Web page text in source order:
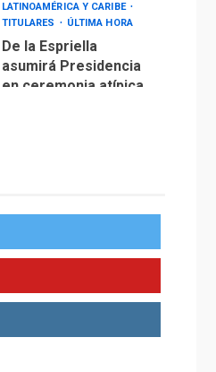
LATINOAMÉRICA Y CARIBE
TITULARES
ÚLTIMA HORA
De la Espriella
asumirá Presidencia
en ceremonia atípica
de diálogo en
POLÍTICA
TITULARES
Gobierno y AN2015 en
diálogo